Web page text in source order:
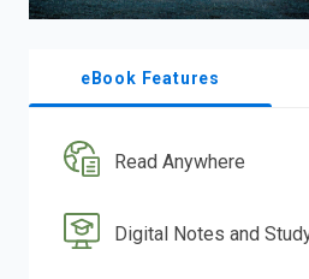
eBook Features
Read Anywhere
Digital Notes and